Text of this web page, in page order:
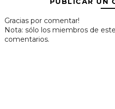
Gracias por comentar!
Nota: sólo los miembros de
comentarios.